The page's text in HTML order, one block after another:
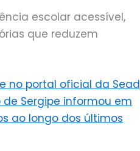
escolar acessível,
que reduzem
no portal oficial da Sead
de Sergipe informou em
ao longo dos últimos